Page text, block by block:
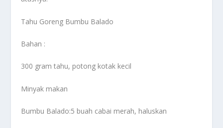
Tahu Goreng Bumbu Balado
Bahan :
300 gram tahu, potong kotak kecil
Minyak makan
Bumbu Balado:5 buah cabai merah, haluskan